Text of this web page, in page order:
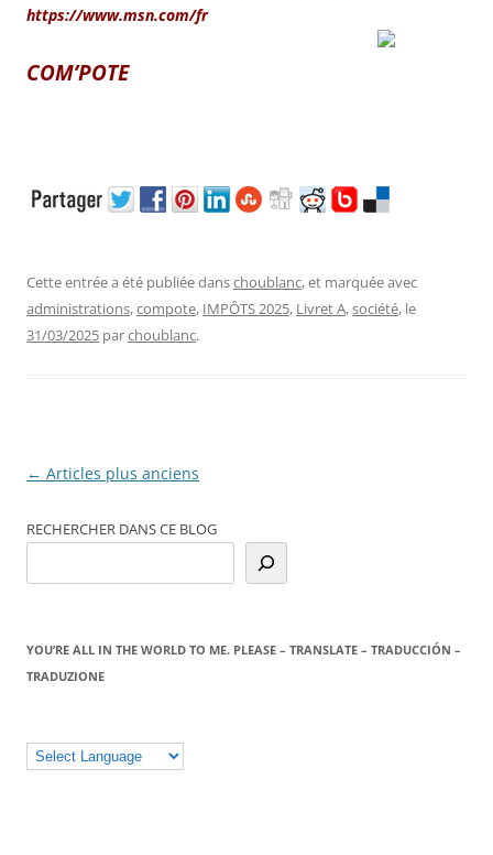
https://www.msn.com/fr
COM’POTE
Cette entrée a été publiée danschoublanc, et marquée avec
administrations,compote, IMPÔTS 2025, Livret A,société, le
31/03/2025 parchoublanc.
Navigation
articles
← Articles plus anciens
RECHERCHER DANS CE BLOG
YOU’RE ALL IN THE WORLD TO ME. PLEASE – TRANSLATE – TRADUCCIÓN –
TRADUZIONE